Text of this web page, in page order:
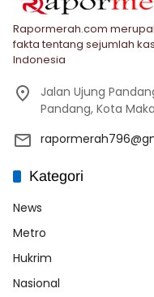
Rapormerah.com
fakta tentang sejumlah
Indonesia
Jalan Ujung
Pandang, Kota
Kategori
News
Metro
Hukrim
Nasional